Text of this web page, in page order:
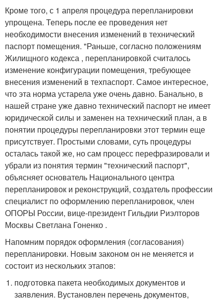
Кроме того, с 1 апреля процедура перепланировки
упрощена. Теперь после ее проведения нет
необходимости внесения изменений в технический
паспорт помещения. "Раньше, согласно положениям
Жилищного кодекса , перепланировкой считалось
изменение конфигурации помещения, требующее
внесения изменений в техпаспорт. Самое интересное,
что эта норма устарела уже очень давно. Банально, в
нашей стране уже давно технический паспорт не имеет
юридической силы и заменен на технический план, а в
понятии процедуры перепланировки этот термин еще
присутствует. Простыми словами, суть процедуры
осталась такой же, но сам процесс перефразировали и
убрали из понятия термин "технический паспорт",
объясняет основатель Национального центра
перепланировок и реконструкций, создатель профессии
специалист по оформлению перепланировок, член
ОПОРЫ России, вице-президент Гильдии Риэлторов
Москвы Светлана Гоненко .
Напомним порядок оформления (согласования)
перепланировки. Новым законом он не меняется и
состоит из нескольких этапов:
подготовка пакета необходимых документов и
заявления. Вустановлен перечень документов,